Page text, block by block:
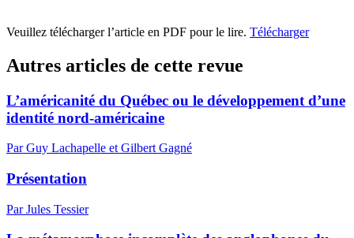
Veuillez télécharger l’article en PDF pour le lire. Télécharger
Autres articles de cette revue
L’américanité du Québec ou le développement d’une
identité nord-américaine
Par Guy Lachapelle et Gilbert Gagné
Présentation
Par Jules Tessier